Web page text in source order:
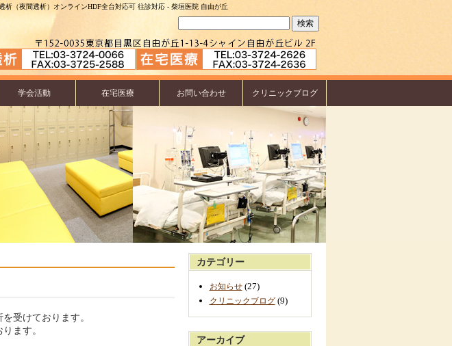
析（夜間透析）オンラインHDF全台対応可 往診対応 - 柴垣医院 自由が丘
検
索:
学会活動 在宅医療 お問い合わせ クリニックブログ
受けております。
ます。
カテゴリー
お知らせ(27)
クリニックブログ(9)
アーカイブ